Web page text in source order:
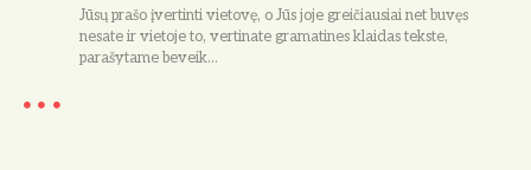
Jūsų prašo įvertinti vietovę, o Jūs joje greičiausiai net buvęs
nesate ir vietoje to, vertinate gramatines klaidas tekste,
parašytame beveik…